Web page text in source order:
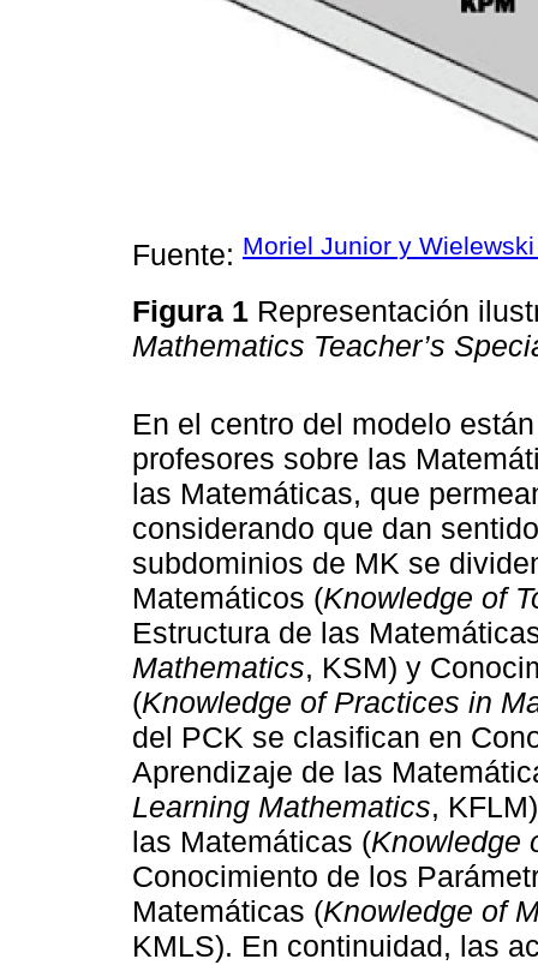
Fuente: Moriel Junior y
Figura 1 Representación
Mathematics Teacher’s
En el centro del modelo
profesores sobre las
las Matemáticas, que
considerando que dan
subdominios de MK se
Matemáticos (Knowledge of
Estructura de las
Mathematics, KSM) y
(Knowledge of Practices in
del PCK se clasifican en
Aprendizaje de las
Learning Mathematics,
las Matemáticas (Knowledge
Conocimiento de los
Matemáticas (Knowledge of
KMLS). En continuidad, las